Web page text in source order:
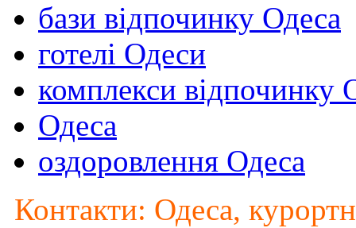
бази відпочинку Одеса
готелі Одеси
комплекси відпочинку
Одеса
оздоровлення Одеса
Контакти: Одеса,